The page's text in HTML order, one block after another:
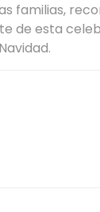
familias,
de esta